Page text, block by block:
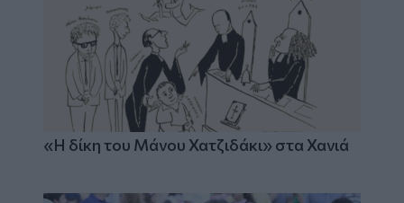
«Η δίκη του Μάνου Χατζιδάκι» στα Χανιά